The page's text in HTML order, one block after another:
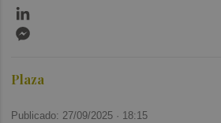
Plaza
Publicado: 27/09/2025 · 18:15